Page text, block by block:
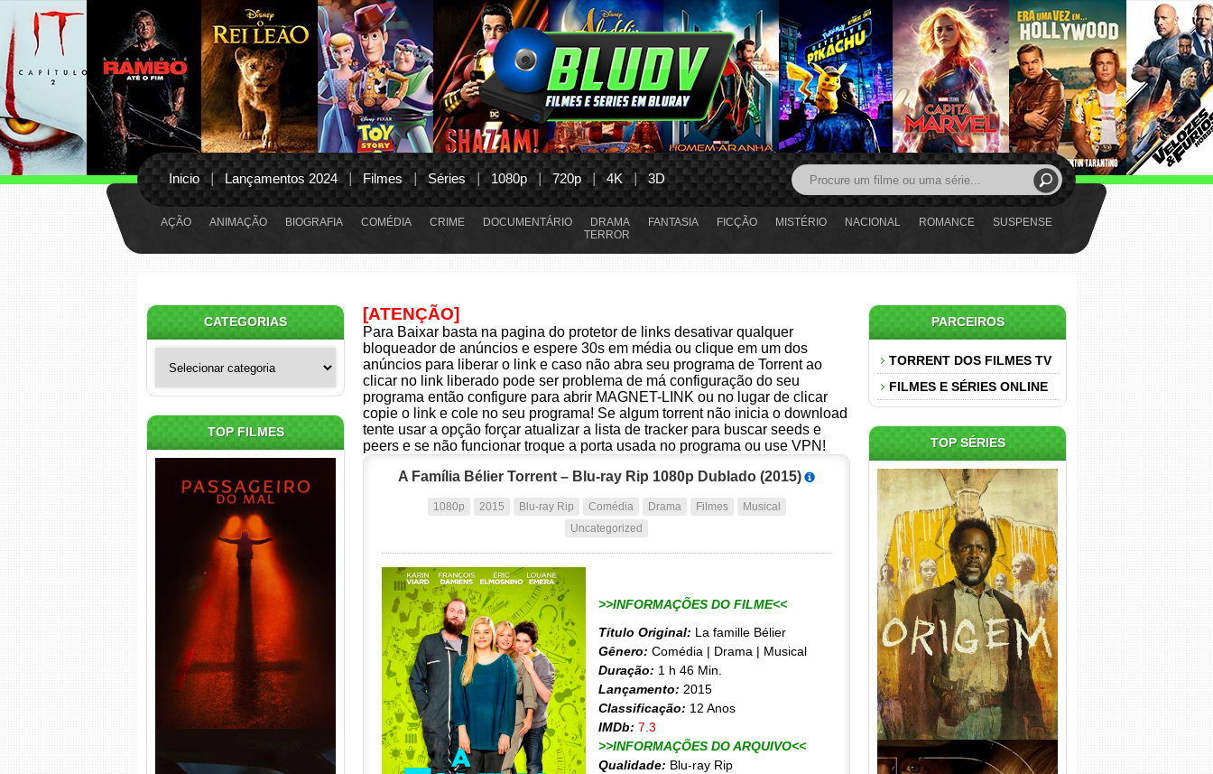
Inicio Lançamentos 2024 Filmes Séries 1080p 720p 4K 3D
AÇÃO ANIMAÇÃO BIOGRAFIA COMÉDIA CRIME DOCUMENTÁRIO DRAMA FANTASIA FICÇÃO MISTÉRIO NACIONAL ROMANCE
SUSPENSE
TERROR
[ATENÇÃO]
Para Baixar basta na pagina do protetor de links desativar qualquer
bloqueador de anúncios e espere 30s em média ou clique em um dos
anúncios para liberar o link e caso não abra seu programa de Torrent ao
clicar no link liberado pode ser problema de má configuração do seu
programa então configure para abrir MAGNET-LINK ou no lugar de clicar
copie o link e cole no seu programa! Se algum torrent não inicia o download
tente usar a opção forçar atualizar a lista de tracker para buscar seeds e
peers e se não funcionar troque a porta usada no programa ou use VPN!
A Família Bélier Torrent – Blu-ray Rip 1080p Dublado (2015)
1080p 2015 Blu-ray Rip Comédia Drama Filmes
Musical
Uncategorized
>>INFORMAÇÕES DO FILME<<
Título Original: La famille Bélier
Gênero: Comédia | Drama | Musical
Duração: 1 h 46 Min.
Lançamento: 2015
Classificação: 12 Anos
IMDb: 7.3
>>INFORMAÇÕES DO ARQUIVO<<
Qualidade: Blu-ray Rip
CATEGORIAS
TOP FILMES
Passageiro do Mal Torrent
(2026) WEB-DL 1080p Dual
Áudio
PARCEIROS
TORRENT DOS FILMES TV
FILMES E SÉRIES ONLINE
TOP SÉRIES
Origem 4ª Temporada Torrent
(2026) WEB-DL 1080p/4K
Dual Áudio